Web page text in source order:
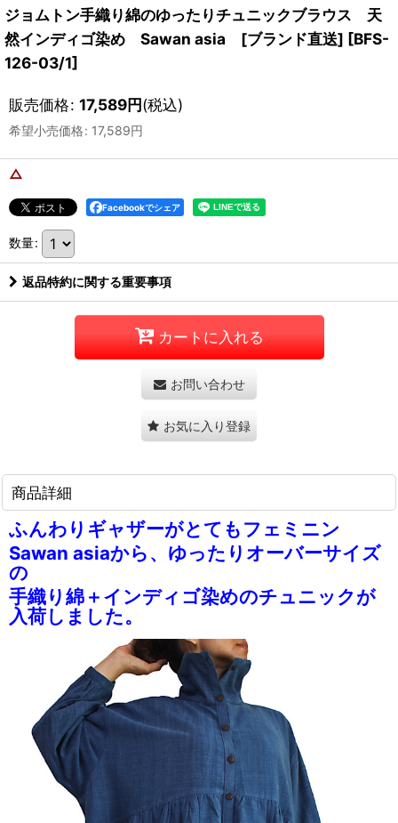
ジョムトン手織り綿のゆったりチュニックブラウス 天
然インディゴ染め Sawan asia [ブランド直送] [BFS-
126-03/1]
販売価格: 17,589円(税込)
希望小売価格: 17,589円
△
Facebookでシェア
数量:
返品特約に関する重要事項
カートに入れる
お問い合わせ
お気に入り登録
商品詳細
ふんわりギャザーがとてもフェミニン
Sawan asiaから、ゆったりオーバーサイズ
の
手織り綿＋インディゴ染めのチュニックが
入荷しました。